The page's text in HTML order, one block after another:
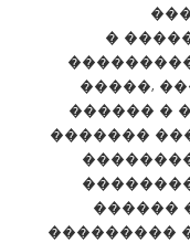
�
�����,
������ �
�������
������
���������